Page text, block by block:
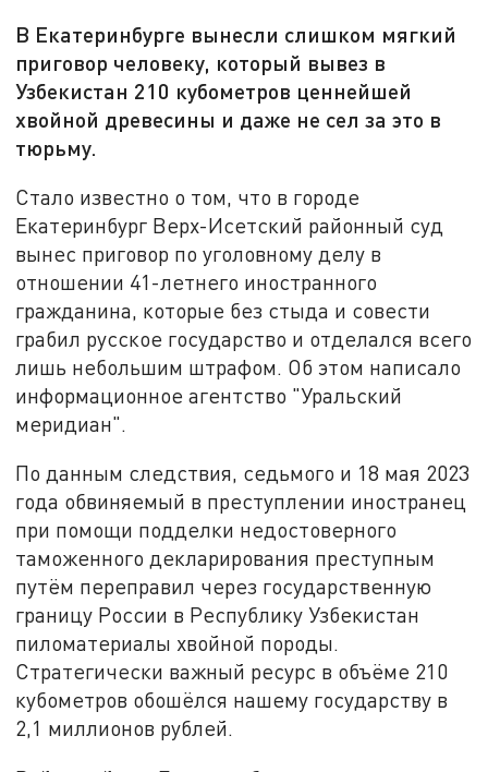
В Екатеринбурге вынесли слишком мягкий
приговор человеку, который вывез в
Узбекистан 210 кубометров ценнейшей
хвойной древесины и даже не сел за это в
тюрьму.
Стало известно о том, что в городе
Екатеринбург Верх-Исетский районный суд
вынес приговор по уголовному делу в
отношении 41-летнего иностранного
гражданина, которые без стыда и совести
грабил русское государство и отделался всего
лишь небольшим штрафом. Об этом написало
информационное агентство "Уральский
меридиан".
По данным следствия, седьмого и 18 мая 2023
года обвиняемый в преступлении иностранец
при помощи подделки недостоверного
таможенного декларирования преступным
путём переправил через государственную
границу России в Республику Узбекистан
пиломатериалы хвойной породы.
Стратегически важный ресурс в объёме 210
кубометров обошёлся нашему государству в
2,1 миллионов рублей.